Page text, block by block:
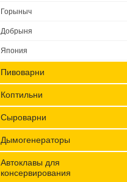
Горыныч
Добрыня
Япония
Пивоварни
Коптильни
Сыроварни
Дымогенераторы
Автоклавы для
консервирования